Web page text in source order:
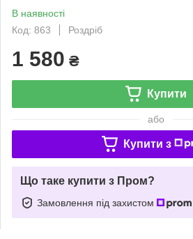
В наявності
Код: 863
Роздріб
1 580 ₴
Купити
або
Купити з
Що таке купити з Пром?
Замовлення під захистом